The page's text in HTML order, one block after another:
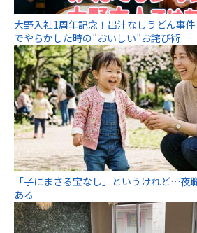
大野入社1周年記念！出汁なしうどん事
でやらかした時の”おいしい”お詫び術
「子にまさる宝なし」というけれど…夜
ある